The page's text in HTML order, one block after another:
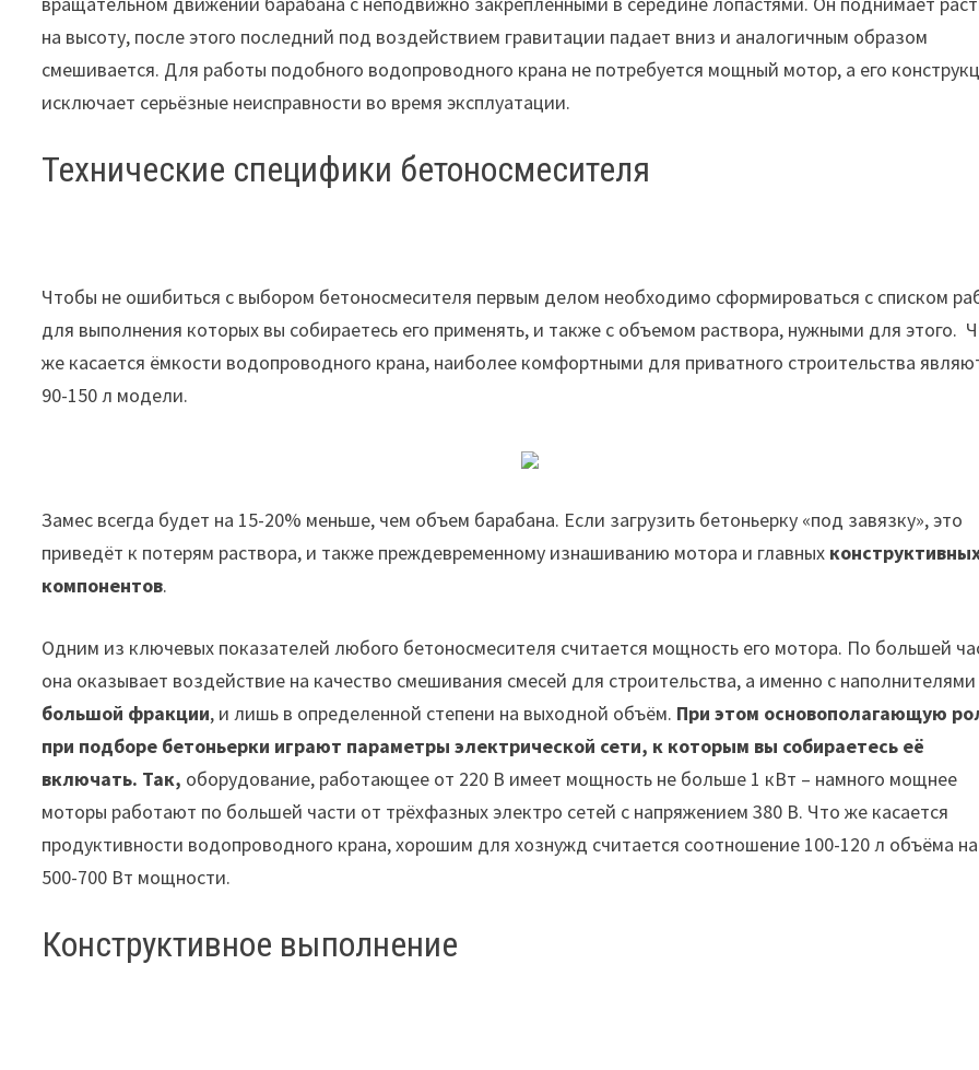
на высоту, после этого последний под воздействием гравитации падает вниз и аналогичным образом
смешивается. Для работы подобного водопроводного крана не потребуется мощный мотор, а его
исключает серьёзные неисправности во время эксплуатации.
Технические специфики бетоносмесителя
Чтобы не ошибиться с выбором бетоносмесителя первым делом необходимо сформироваться с списком
для выполнения которых вы собираетесь его применять, и также с объемом раствора, нужными для этого.
же касается ёмкости водопроводного крана, наиболее комфортными для приватного строительства
90-150 л модели.
Замес всегда будет на 15-20% меньше, чем объем барабана. Если загрузить бетоньерку «под завязку», это
приведёт к потерям раствора, и также преждевременному изнашиванию мотора и главных
компонентов.
Одним из ключевых показателей любого бетоносмесителя считается мощность его мотора. По большей
она оказывает воздействие на качество смешивания смесей для строительства, а именно с наполнителями
большой фракции, и лишь в определенной степени на выходной объём. При этом основополагающую
при подборе бетоньерки играют параметры электрической сети, к которым вы собираетесь её
включать. Так, оборудование, работающее от 220 В имеет мощность не больше 1 кВт – намного мощнее
моторы работают по большей части от трёхфазных электро сетей с напряжением 380 В. Что же касается
продуктивности водопроводного крана, хорошим для хознужд считается соотношение 100-120 л объёма на
500-700 Вт мощности.
Конструктивное выполнение